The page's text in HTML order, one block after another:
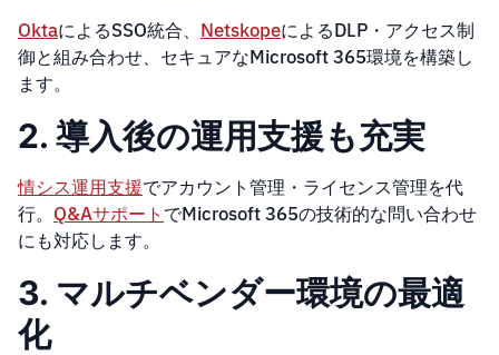
OktaによるSSO統合、 NetskopeによるDLP・アクセス制
御と組み合わせ、セキュアなMicrosoft 365環境を構築し
ます。
2. 導入後の運用支援も充実
情シス運用支援でアカウント管理・ライセンス管理を代
行。 Q&Aサポート でMicrosoft 365の技術的な問い合わせ
にも対応します。
3. マルチベンダー環境の最適
化